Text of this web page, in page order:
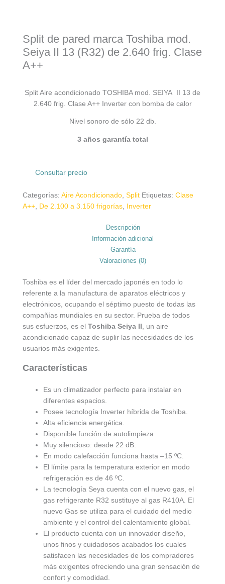
Split de pared marca Toshiba mod.
Seiya II 13 (R32) de 2.640 frig. Clase
A++
Split Aire acondicionado TOSHIBA mod. SEIYA II 13 de
2.640 frig. Clase A++ Inverter con bomba de calor
Nivel sonoro de sólo 22 db.
3 años garantía total
Consultar precio
Categorías: Aire Acondicionado, Split Etiquetas: Clase
A++, De 2.100 a 3.150 frigorías, Inverter
Descripción
Información adicional
Garantía
Valoraciones (0)
Toshiba es el líder del mercado japonés en todo lo
referente a la manufactura de aparatos eléctricos y
electrónicos, ocupando el séptimo puesto de todas las
compañías mundiales en su sector. Prueba de todos
sus esfuerzos, es el Toshiba Seiya II
, un aire
acondicionado capaz de suplir las necesidades de los
usuarios más exigentes.
Características
Es un climatizador perfecto para instalar en
diferentes espacios.
Posee tecnología Inverter híbrida de Toshiba.
Alta eficiencia energética.
Disponible función de autolimpieza
Muy silencioso: desde 22 dB.
En modo calefacción funciona hasta –15 ºC.
El límite para la temperatura exterior en modo
refrigeración es de 46 ºC.
La tecnología Seya cuenta con el nuevo gas, el
gas refrigerante R32 sustituye al gas R410A. El
nuevo Gas se utiliza para el cuidado del medio
ambiente y el control del calentamiento global.
El producto cuenta con un innovador diseño,
unos finos y cuidadosos acabados los cuales
satisfacen las necesidades de los compradores
más exigentes ofreciendo una gran sensación de
confort y comodidad.